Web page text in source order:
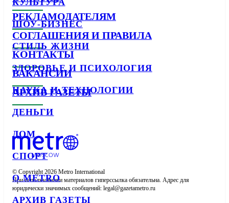
КУЛЬТУРА
ШОУ-БИЗНЕС
СТИЛЬ ЖИЗНИ
ЗДОРОВЬЕ И ПСИХОЛОГИЯ
НАУКА И ТЕХНОЛОГИИ
ДЕНЬГИ
ДОМ
СПОРТ
О METRO
АРХИВ ГАЗЕТЫ
РЕКЛАМОДАТЕЛЯМ
СОГЛАШЕНИЯ И ПРАВИЛА
КОНТАКТЫ
ВАКАНСИИ
АРХИВ ГАЗЕТЫ
© Copyright 2026 Metro International
При использовании материалов гиперссылка обязательна. Адрес для
юридически значимых сообщений: